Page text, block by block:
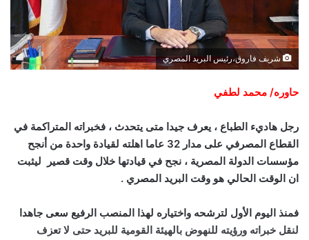
شريف فاروق،رئيس البريد المصري
حاوره/ محمد لطفي
رجل هاديء الطباع ، يعرف جيدا متى يتحدث ، فخبراته المتراكمة في
القطاع المصرفي على مدار 32 عاما اهلته لقيادة واحدة من أنجح
مؤسسات الدولة المصرية ، نجح في قيادتها خلال وقت قصير ليثبت
ان الوقت الحالي هو وقت البريد المصري .
فمنذ اليوم الأول لترشحه واختياره لهذا المنصب الرفيع سعى جاهدا
لنقل خبراته ورؤيته للنهوض بالهيئة القومية للبريد حتى لا تعزف